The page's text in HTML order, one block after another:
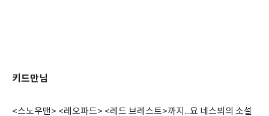
키드만님
<스노우맨> <레오파드> <레드 브레스트>까지...요 네스뵈의 소설